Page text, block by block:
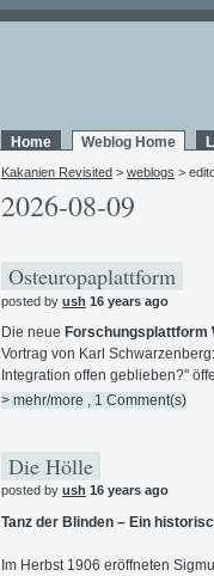
Home Weblog Home
Kakanien Revisited > weblogs >
2026-08-09
Osteuropaplattform
posted by ush 16 years ago
Die neue Forschungsplattform
Vortrag von Karl
Integration offen geblieben?"
> mehr/more , 1 Comment(s)
Die Hölle
posted by ush 16 years ago
Tanz der Blinden – Ein
Im Herbst 1906 eröffneten